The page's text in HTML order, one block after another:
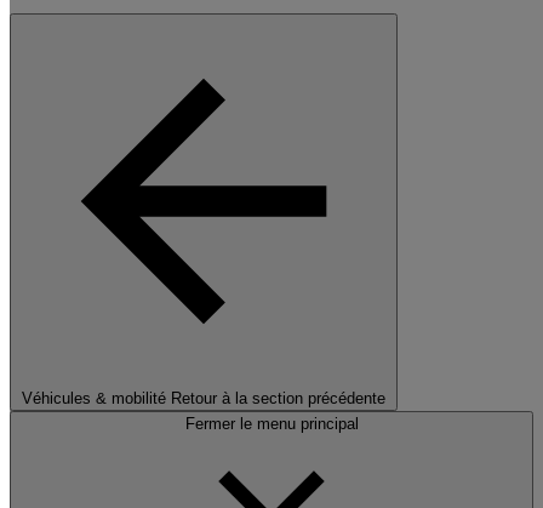
Véhicules & mobilité Retour à la section précédente
Fermer le menu principal